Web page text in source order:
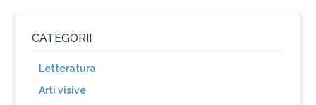
CATEGORII
Letteratura
Arti visive